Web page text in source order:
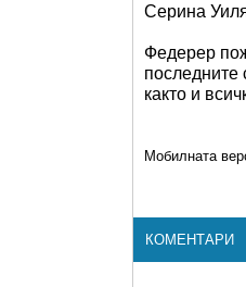
Серина
Федерер
последните
както и
Мобилната
КОМЕНТАРИ